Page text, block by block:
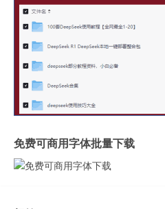
免费可商用字体批量下载